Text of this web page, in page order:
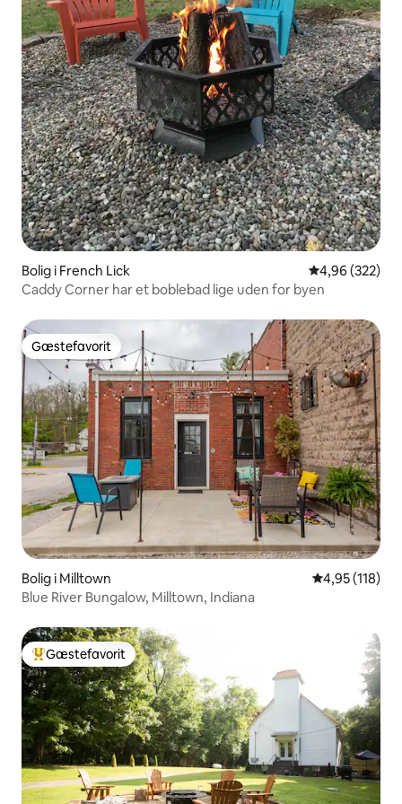
Bolig i French Lick 4,96 ud af 5 i
4,96 (322)
Caddy Corner har et boblebad lige uden for byen
Gæstefavorit
Gæstefavorit
Bolig i Milltown 4,95 ud af 5 i
4,95 (118)
Blue River Bungalow, Milltown, Indiana
Bedste gæstefavorit
Gæstefavorit